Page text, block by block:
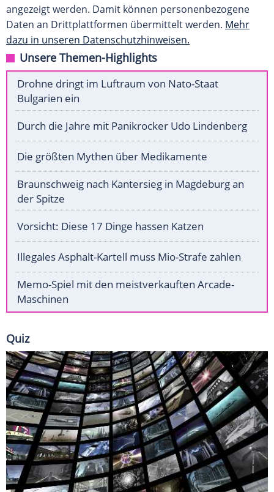
angezeigt werden. Damit können personenbezogene
Daten an Drittplattformen übermittelt werden. Mehr
dazu in unseren Datenschutzhinweisen.
Unsere Themen-Highlights
Drohne dringt im Luftraum von Nato-Staat
Bulgarien ein
Durch die Jahre mit Panikrocker Udo Lindenberg
Die größten Mythen über Medikamente
Braunschweig nach Kantersieg in Magdeburg an
der Spitze
Vorsicht: Diese 17 Dinge hassen Katzen
Illegales Asphalt-Kartell muss Mio-Strafe zahlen
Memo-Spiel mit den meistverkauften Arcade-
Maschinen
Quiz